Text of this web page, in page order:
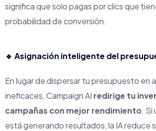
significa que solo pagas por clics que
probabilidad de conversión.
🔹 Asignación inteligente del
En lugar de dispersar tu presupuesto en
ineficaces, Campaign AI redirige tu
campañas con mejor rendimiento. Si
está generando resultados, la IA reduce